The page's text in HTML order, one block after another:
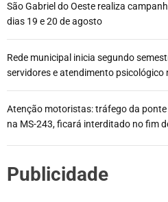
São Gabriel do Oeste realiza
dias 19 e 20 de agosto
Rede municipal inicia segundo
servidores e atendimento psicológico
Atenção motoristas: tráfego da ponte
na MS-243, ficará interditado no fim
Publicidade